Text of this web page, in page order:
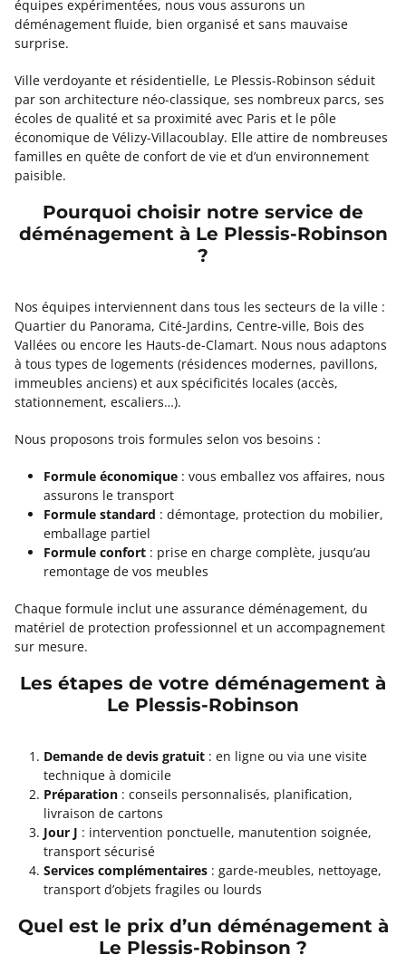
équipes expérimentées, nous vous assurons un
déménagement fluide, bien organisé et sans mauvaise
surprise.
Ville verdoyante et résidentielle, Le Plessis-Robinson séduit
par son architecture néo-classique, ses nombreux parcs, ses
écoles de qualité et sa proximité avec Paris et le pôle
économique de Vélizy-Villacoublay. Elle attire de nombreuses
familles en quête de confort de vie et d’un environnement
paisible.
Pourquoi choisir notre service de
déménagement à Le Plessis-Robinson
?
Nos équipes interviennent dans tous les secteurs de la ville :
Quartier du Panorama, Cité-Jardins, Centre-ville, Bois des
Vallées ou encore les Hauts-de-Clamart. Nous nous adaptons
à tous types de logements (résidences modernes, pavillons,
immeubles anciens) et aux spécificités locales (accès,
stationnement, escaliers…).
Nous proposons trois formules selon vos besoins :
Formule économique : vous emballez vos affaires, nous
assurons le transport
Formule standard : démontage, protection du mobilier,
emballage partiel
Formule confort : prise en charge complète, jusqu’au
remontage de vos meubles
Chaque formule inclut une assurance déménagement, du
matériel de protection professionnel et un accompagnement
sur mesure.
Les étapes de votre déménagement à
Le Plessis-Robinson
Demande de devis gratuit : en ligne ou via une visite
technique à domicile
Préparation : conseils personnalisés, planification,
livraison de cartons
Jour J : intervention ponctuelle, manutention soignée,
transport sécurisé
Services complémentaires : garde-meubles, nettoyage,
transport d’objets fragiles ou lourds
Quel est le prix d’un déménagement à
Le Plessis-Robinson ?